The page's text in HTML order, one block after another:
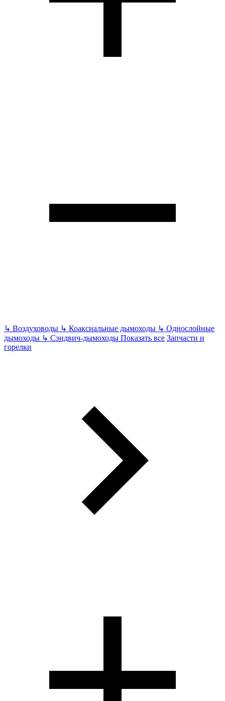
↳ Воздуховоды ↳ Коаксиальные дымоходы ↳ Однослойные
дымоходы ↳ Сэндвич-дымоходы Показать все Запчасти и
горелки